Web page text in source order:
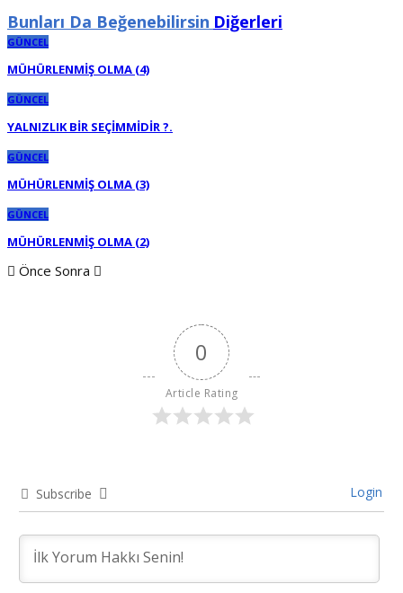
Bunları Da Beğenebilirsin Diğerleri
GÜNCEL
MÜHÜRLENMİŞ OLMA (4)
GÜNCEL
YALNIZLIK BİR SEÇİMMİDİR ?.
GÜNCEL
MÜHÜRLENMİŞ OLMA (3)
GÜNCEL
MÜHÜRLENMİŞ OLMA (2)
Önce Sonra
0
Article Rating
Subscribe Login